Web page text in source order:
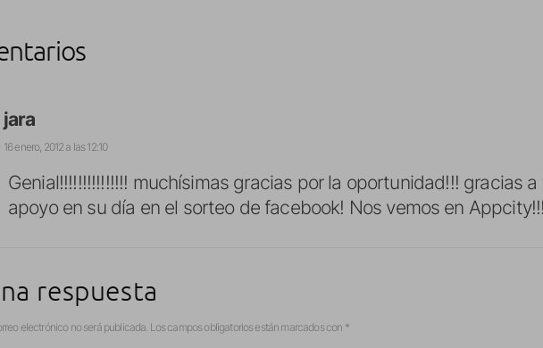
jara
16 enero, 2012 a las 12:10
Genial!!!!!!!!!!!!!!! muchísimas gracias por la oportunidad!!! gracias
apoyo en su día en el sorteo de facebook! Nos vemos en
respuesta
electrónico no será publicada. Los campos obligatorios están marcados con *